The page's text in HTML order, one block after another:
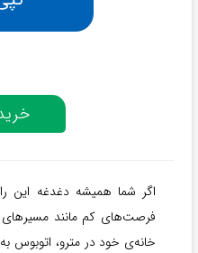
اگر شما همیشه دغدغه این
فرصت‌های کم مانند
خانه‌ی خود در مترو، اتوبوس به